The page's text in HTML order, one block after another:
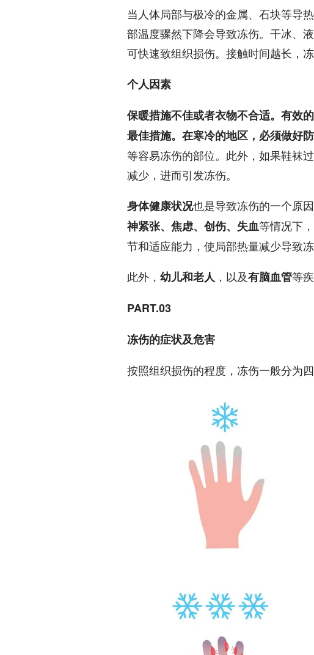
当人体局部与极冷的金属、石块等导
部温度骤然下降会导致冻伤。干冰、
可快速致组织损伤。接触时间越长，冻
个人因素
保暖措施不佳或者衣物不合适。 有效
最佳措施。在寒冷的地区，必须做好
等容易冻伤的部位。此外，如果鞋袜
减少，进而引发冻伤。
身体健康状况也是导致冻伤的一个原
神紧张、焦虑、创伤、失血等情况下
节和适应能力，使局部热量减少导致冻
此外， 幼儿和老人 ，以及有脑血管等
PART.03
冻伤的症状及危害
按照组织损伤的程度，冻伤一般分为